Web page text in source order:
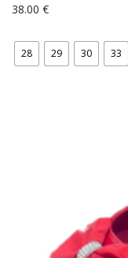
38.00 €
28 29 30 33